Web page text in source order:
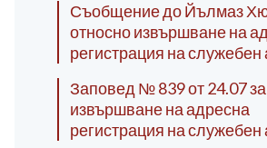
Съобщение до Йълмаз
относно извършване на
регистрация на служебен
Заповед № 839 от 24.07 за
извършване на адресна
регистрация на служебен